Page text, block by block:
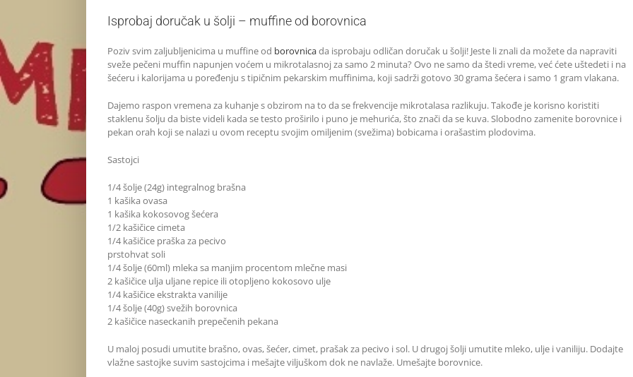
Isprobaj doručak u šolji – muffine od borovnica
Poziv svim zaljubljenicima u muffine od borovnicada isprobaju odličan doručak u šolji! Jeste li znali da možete da napraviti
sveže pečeni muffin napunjen voćem u mikrotalasnoj za samo 2 minuta? Ovo ne samo da štedi vreme, već ćete uštedeti i na
šećeru i kalorijama u poređenju s tipičnim pekarskim muffinima, koji sadrži gotovo 30 grama šećera i samo 1 gram vlakana.
Dajemo raspon vremena za kuhanje s obzirom na to da se frekvencije mikrotalasa razlikuju. Takođe je korisno koristiti
staklenu šolju da biste videli kada se testo proširilo i puno je mehurića, što znači da se kuva. Slobodno zamenite borovnice i
pekan orah koji se nalazi u ovom receptu svojim omiljenim (svežima) bobicama i orašastim plodovima.
Sastojci
1/4 šolje (24g) integralnog brašna
1 kašika ovasa
1 kašika kokosovog šećera
1/2 kašičice cimeta
1/4 kašičice praška za pecivo
prstohvat soli
1/4 šolje (60ml) mleka sa manjim procentom mlečne masi
2 kašičice ulja uljane repice ili otopljeno kokosovo ulje
1/4 kašičice ekstrakta vanilije
1/4 šolje (40g) svežih borovnica
2 kašičice naseckanih prepečenih pekana
U maloj posudi umutite brašno, ovas, šećer, cimet, prašak za pecivo i sol. U drugoj šolji umutite mleko, ulje i vaniliju. Dodajte
vlažne sastojke suvim sastojcima i mešajte viljuškom dok ne navlaže. Umešajte borovnice.